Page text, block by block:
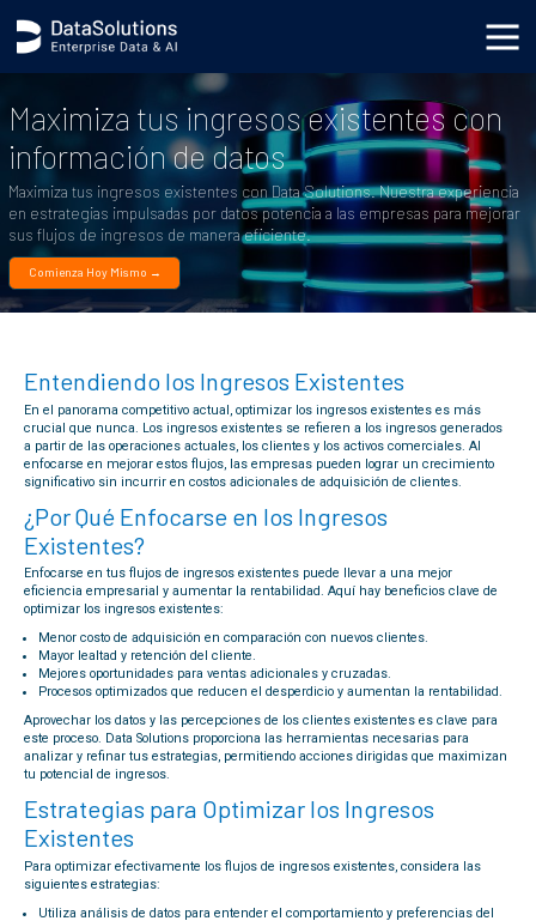
-90vh right -50vw; background-repeat: no-repeat; background-size: cover; }
Maximiza tus ingresos existentes con
información de datos
Maximiza tus ingresos existentes con Data Solutions. Nuestra experiencia
en estrategias impulsadas por datos potencia a las empresas para mejorar
sus flujos de ingresos de manera eficiente.
Comienza Hoy Mismo →
Entendiendo los Ingresos Existentes
En el panorama competitivo actual, optimizar los ingresos existentes es más
crucial que nunca. Los ingresos existentes se refieren a los ingresos generados
a partir de las operaciones actuales, los clientes y los activos comerciales. Al
enfocarse en mejorar estos flujos, las empresas pueden lograr un crecimiento
significativo sin incurrir en costos adicionales de adquisición de clientes.
¿Por Qué Enfocarse en los Ingresos
Existentes?
Enfocarse en tus flujos de ingresos existentes puede llevar a una mejor
eficiencia empresarial y aumentar la rentabilidad. Aquí hay beneficios clave de
optimizar los ingresos existentes:
Menor costo de adquisición en comparación con nuevos clientes.
Mayor lealtad y retención del cliente.
Mejores oportunidades para ventas adicionales y cruzadas.
Procesos optimizados que reducen el desperdicio y aumentan la rentabilidad.
Aprovechar los datos y las percepciones de los clientes existentes es clave para
este proceso. Data Solutions proporciona las herramientas necesarias para
analizar y refinar tus estrategias, permitiendo acciones dirigidas que maximizan
tu potencial de ingresos.
Estrategias para Optimizar los Ingresos
Existentes
Para optimizar efectivamente los flujos de ingresos existentes, considera las
siguientes estrategias:
Utiliza análisis de datos para entender el comportamiento y preferencias del